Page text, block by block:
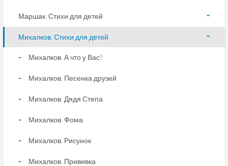
Маршак. Стихи для детей
Михалков. Стихи для детей
Михалков. А что у Вас?
Михалков. Песенка друзей
Михалков. Дядя Степа
Михалков. Фома
Михалков. Рисунок
Михалков. Прививка